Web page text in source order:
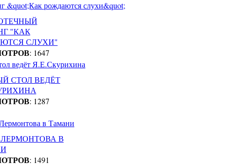
"КАК
СЛУХИ"
: 1647
СТОЛ ВЕДЁТ
: 1287
В
: 1491